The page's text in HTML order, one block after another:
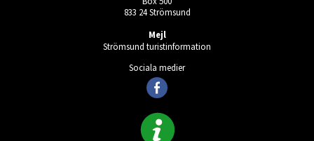
833 24 Strömsund
Mejl
Strömsund turistinformation
Sociala medier